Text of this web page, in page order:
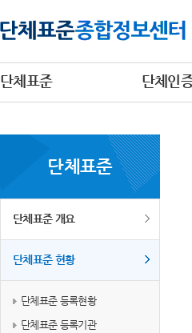
단체표준 단체인
단체표준
단체표준 개요
단체표준 현황
단체표준 등록현황
단체표준 등록기관